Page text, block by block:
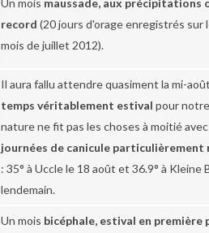
Un mois maussade, aux précipitations
record (20 jours d'orage enregistrés sur
mois de juillet 2012).
Il aura fallu attendre quasiment la mi-
temps véritablement estival pour
nature ne fit pas les choses à moitié
journées de canicule particulièrement
: 35° à Uccle le 18 août et 36.9° à Kleine
lendemain.
Un mois bicéphale, estival en première